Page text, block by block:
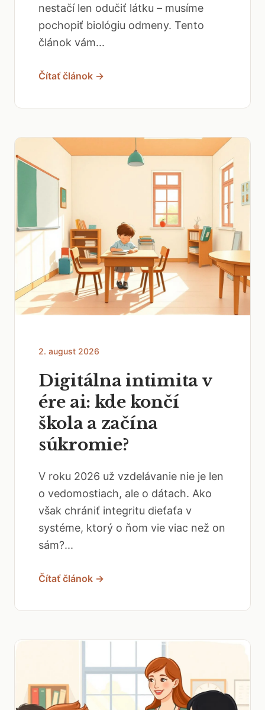
nestačí len odučiť látku – musíme
pochopiť biológiu odmeny. Tento
článok vám...
Čítať článok →
2. august 2026
Digitálna intimita v
ére ai: kde končí
škola a začína
súkromie?
V roku 2026 už vzdelávanie nie je len
o vedomostiach, ale o dátach. Ako
však chrániť integritu dieťaťa v
systéme, ktorý o ňom vie viac než on
sám?...
Čítať článok →